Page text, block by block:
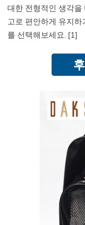
대한 전형적인 생각을
고로 편안하게 유지
를 선택해보세요. [1]